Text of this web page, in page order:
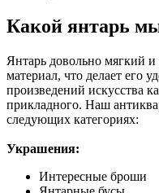
Какой янтарь
Янтарь довольно мягкий
материал, что делает его
произведений искусства
прикладного. Наш
следующих категориях:
Украшения:
Интересные броши